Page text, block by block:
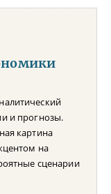
и прогнозы.
картина
на
сценарии